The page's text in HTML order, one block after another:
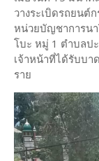
วางระเบิดรถยนต์
หน่วยบัญชาการน
โบะ หมู่ 1 ตำบลป
เจ้าหน้าที่ได้รับบา
ราย